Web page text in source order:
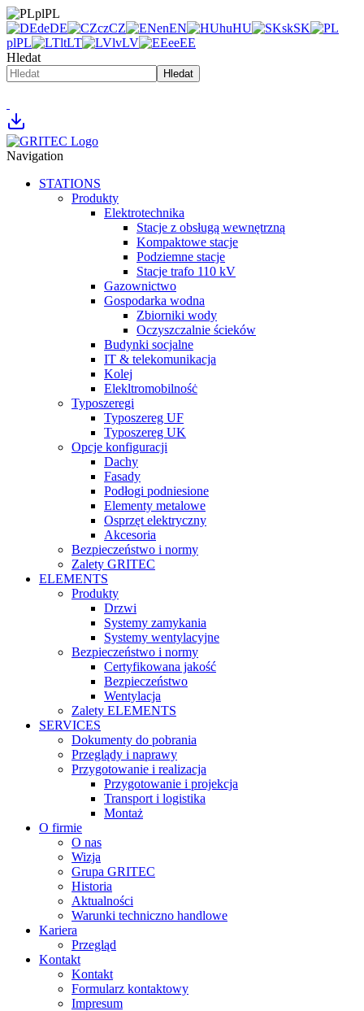
plPL
deDE czCZ enEN huHU skSK
plPL ltLT lvLV eeEE
Hledat
Hledat
Navigation
STATIONS
Produkty
Elektrotechnika
Stacje z obsługą wewnętrzną
Kompaktowe stacje
Podziemne stacje
Stacje trafo 110 kV
Gazownictwo
Gospodarka wodna
Zbiorniki wody
Oczyszczalnie ścieków
Budynki socjalne
IT & telekomunikacja
Kolej
Elekltromobilnośċ
Typoszeregi
Typoszereg UF
Typoszereg UK
Opcje konfiguracji
Dachy
Fasady
Podłogi podniesione
Elementy metalowe
Osprzęt elektryczny
Akcesoria
Bezpieczeństwo i normy
Zalety GRITEC
ELEMENTS
Produkty
Drzwi
Systemy zamykania
Systemy wentylacyjne
Bezpieczeństwo i normy
Certyfikowana jakość
Bezpieczeństwo
Wentylacja
Zalety ELEMENTS
SERVICES
Dokumenty do pobrania
Przeglądy i naprawy
Przygotowanie i realizacja
Przygotowanie i projekcja
Transport i logistika
Montaż
O firmie
O nas
Wizja
Grupa GRITEC
Historia
Aktualności
Warunki techniczno handlowe
Kariera
Przegląd
Kontakt
Kontakt
Formularz kontaktowy
Impresum